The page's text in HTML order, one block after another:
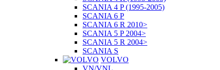
SCANIA 4 P (1995-2005)
SCANIA 6 P
SCANIA 6 R 2010>
SCANIA 5 P 2004>
SCANIA 5 R 2004>
SCANIA S
VOLVO
VN/VNL